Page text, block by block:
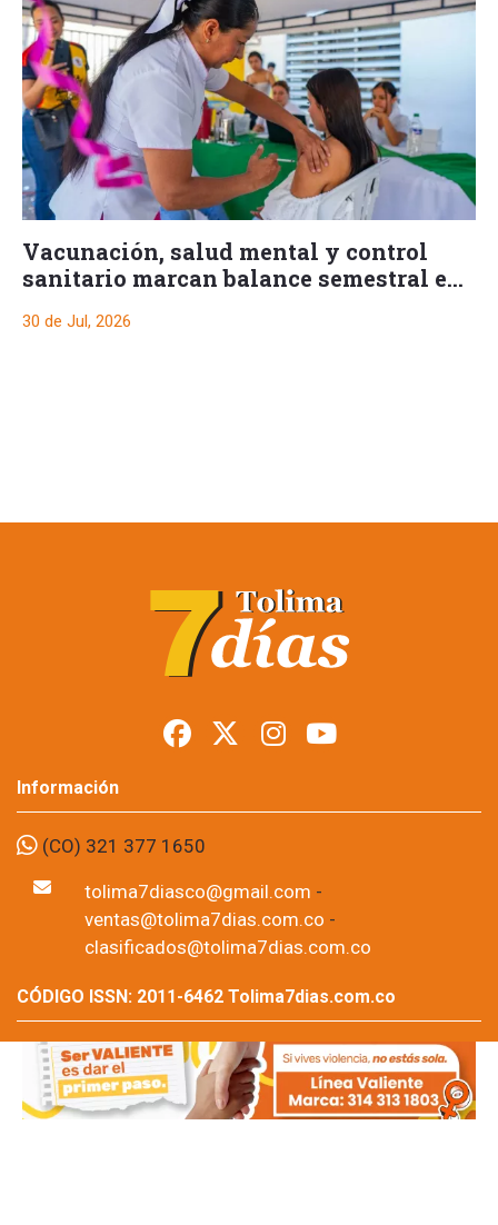
Vacunación, salud mental y control
sanitario marcan balance semestral en
30 de Jul, 2026
armas en Tolima
durante posesión
presidencial
Foto: suministrada a Tolima7Días.
Los permisos para portar armas de fuego y armas traumáticas
quedaron suspendidos temporalmente en todo el
hasta las 11:59 de la noche del domingo 9 de agosto. La
como parte de las disposiciones de seguridad previstas para la
posesión presidencial correspondiente al periodo 2026-2030.